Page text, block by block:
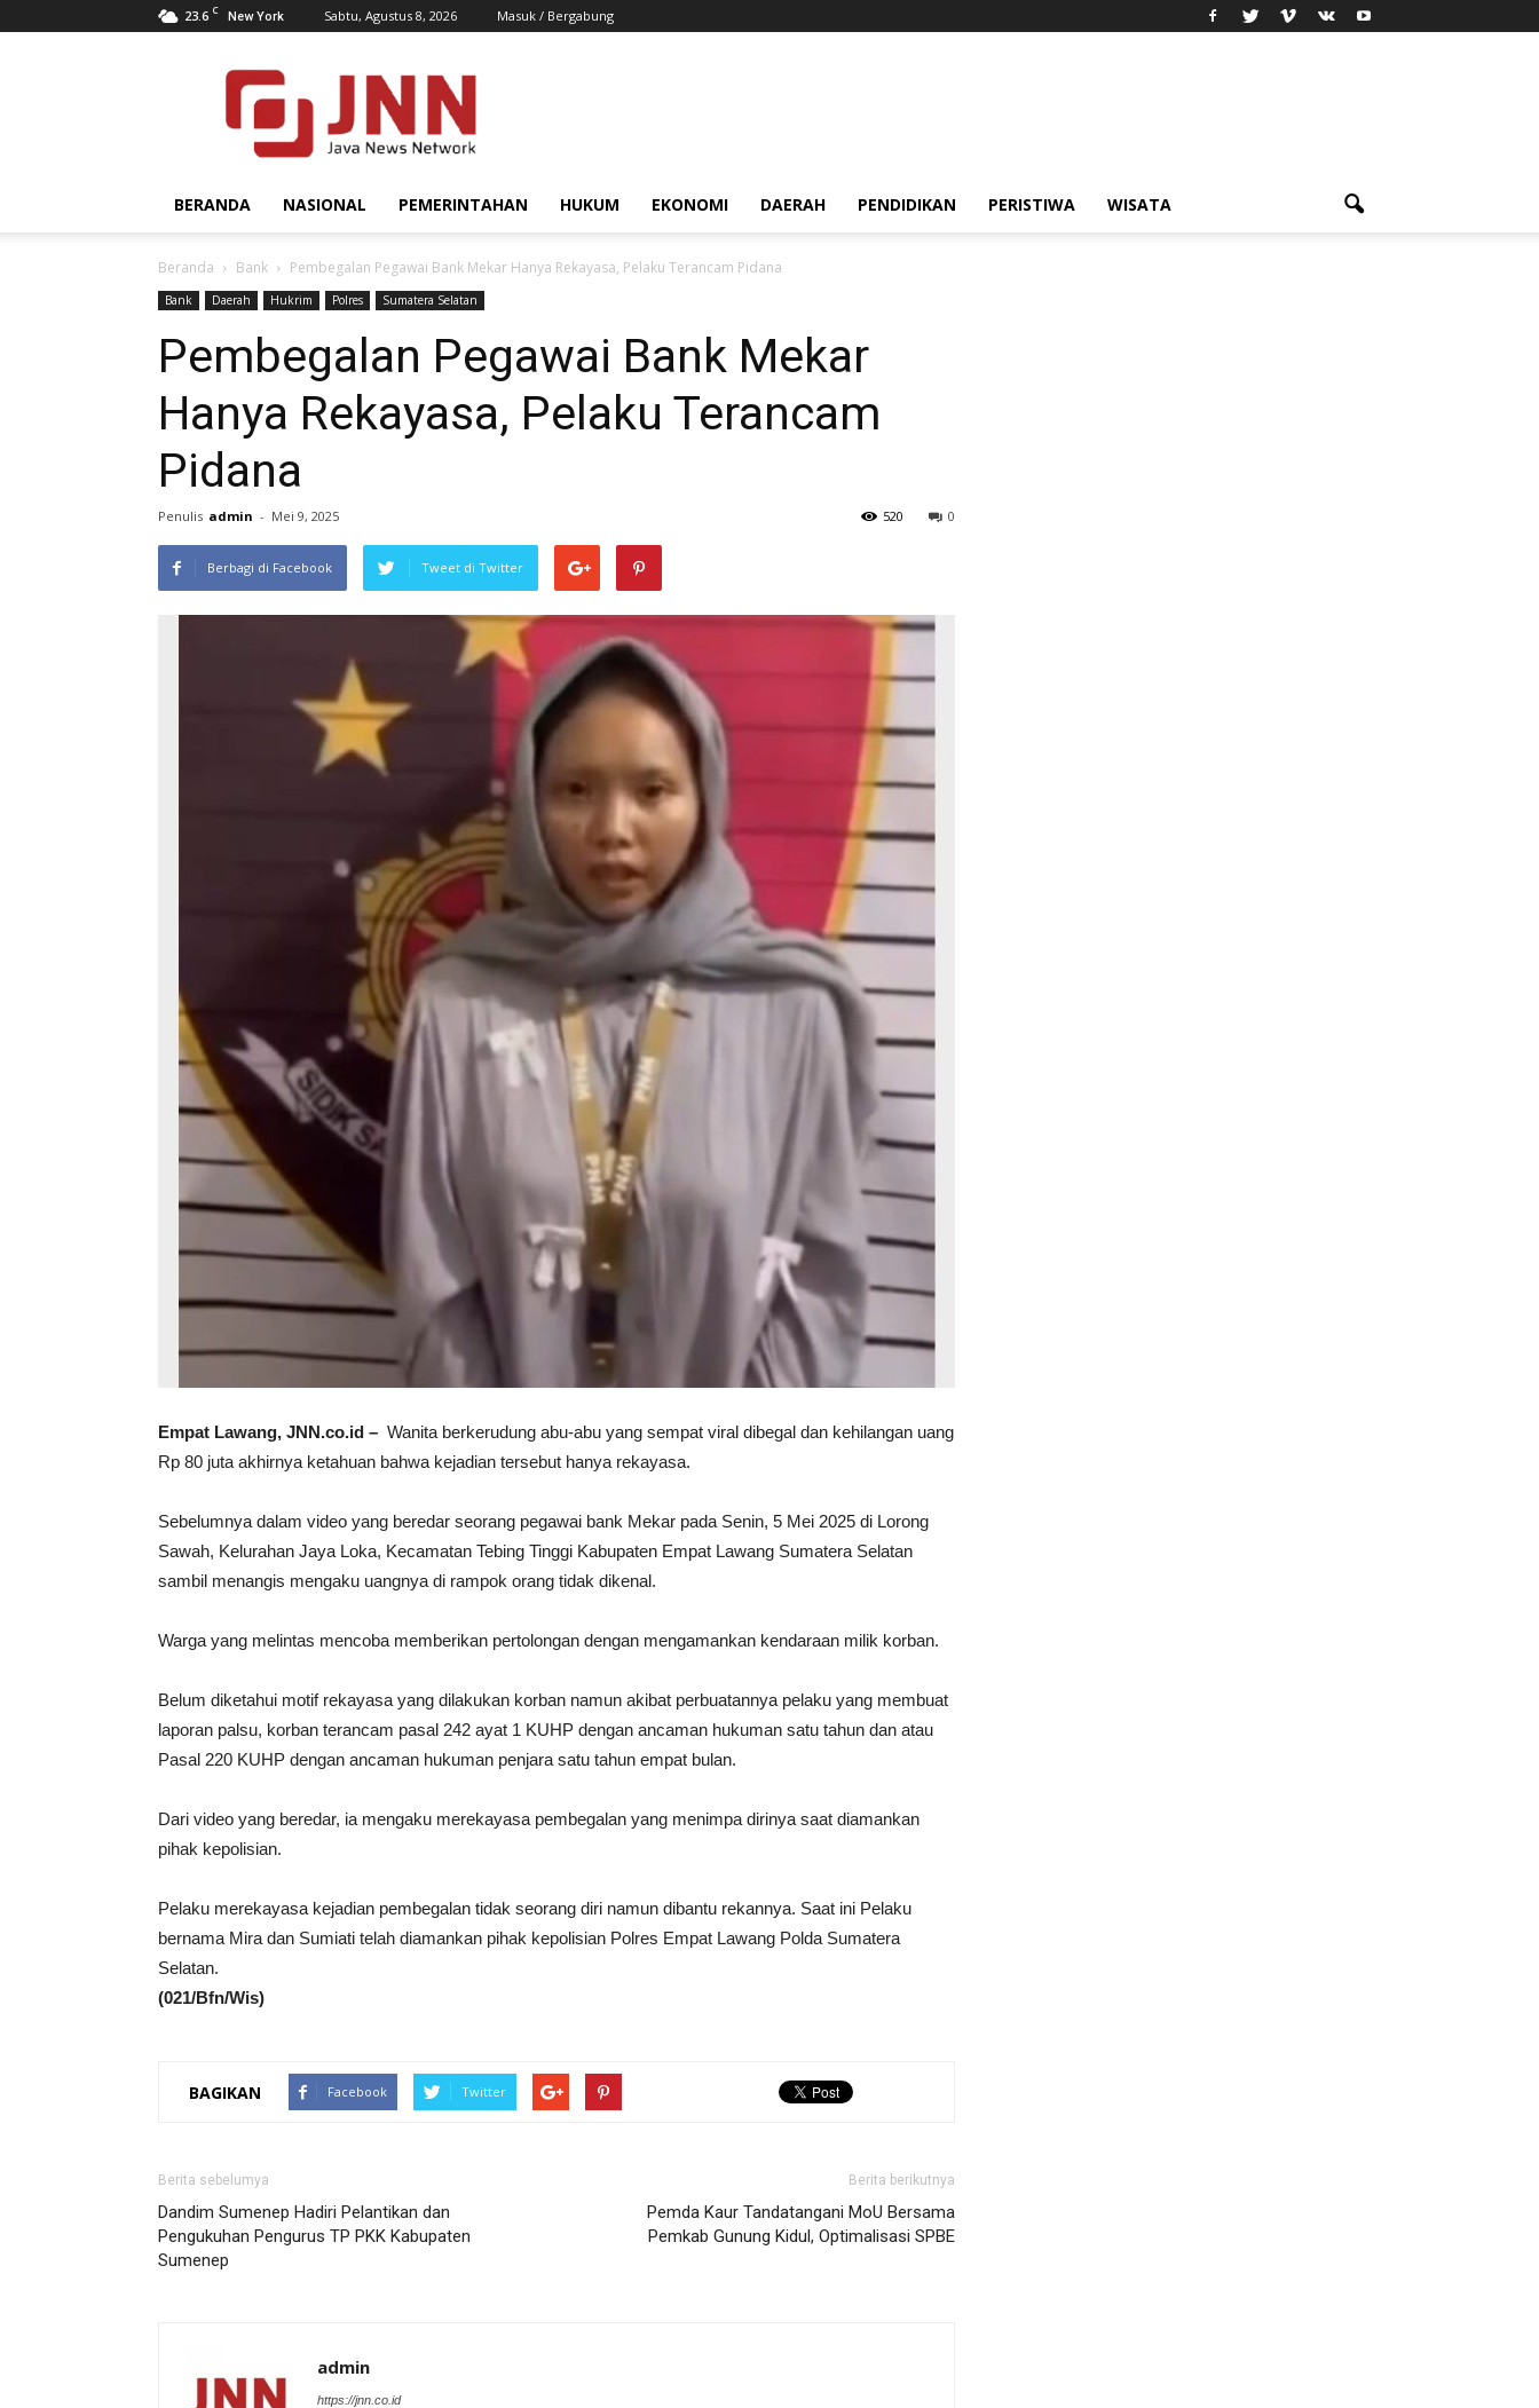
23.6 C New York Sabtu, Agustus 8, 2026 Masuk / Bergabung
JNN.co.id
BERANDA NASIONAL PEMERINTAHAN HUKUM EKONOMI DAERAH PENDIDIKAN PERISTIWA WISATA
Beranda Bank Pembegalan Pegawai Bank Mekar Hanya Rekayasa, Pelaku Terancam Pidana
Bank Daerah Hukrim Polres Sumatera Selatan
Pembegalan Pegawai Bank Mekar
Hanya Rekayasa, Pelaku Terancam
Pidana
Penulis admin - Mei 9, 2025 0
520
Berbagi di Facebook Tweet di Twitter
Empat Lawang, JNN.co.id – Wanita berkerudung abu-abu yang sempat viral dibegal dan kehilangan uang
Rp 80 juta akhirnya ketahuan bahwa kejadian tersebut hanya rekayasa.
Sebelumnya dalam video yang beredar seorang pegawai bank Mekar pada Senin, 5 Mei 2025 di Lorong
Sawah, Kelurahan Jaya Loka, Kecamatan Tebing Tinggi Kabupaten Empat Lawang Sumatera Selatan
sambil menangis mengaku uangnya di rampok orang tidak dikenal.
Warga yang melintas mencoba memberikan pertolongan dengan mengamankan kendaraan milik korban.
Belum diketahui motif rekayasa yang dilakukan korban namun akibat perbuatannya pelaku yang membuat
laporan palsu, korban terancam pasal 242 ayat 1 KUHP dengan ancaman hukuman satu tahun dan atau
Pasal 220 KUHP dengan ancaman hukuman penjara satu tahun empat bulan.
Dari video yang beredar, ia mengaku merekayasa pembegalan yang menimpa dirinya saat diamankan
pihak kepolisian.
Pelaku merekayasa kejadian pembegalan tidak seorang diri namun dibantu rekannya. Saat ini Pelaku
bernama Mira dan Sumiati telah diamankan pihak kepolisian Polres Empat Lawang Polda Sumatera
Selatan.
(021/Bfn/Wis)
BAGIKAN Facebook Twitter
Berita sebelumya
Dandim Sumenep Hadiri Pelantikan dan
Pengukuhan Pengurus TP PKK Kabupaten
Sumenep
Berita berikutnya
Pemda Kaur Tandatangani MoU Bersama
Pemkab Gunung Kidul, Optimalisasi SPBE
admin
https://jnn.co.id